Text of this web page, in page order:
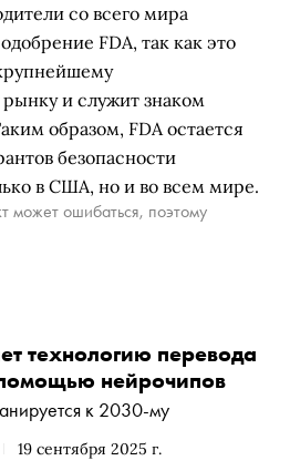
со всего мира
FDA, так как это
и служит знаком
образом, FDA остается
безопасности
в США, но и во всем мире.
может ошибаться, поэтому
19 сентября 2025 г.
технологию перевода
нейрочипов
к 2030-му